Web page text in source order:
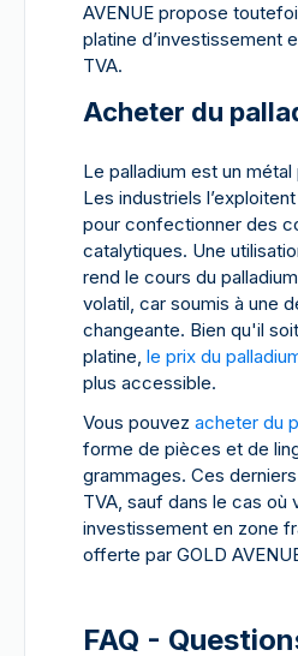
AVENUE propose
platine d’investissement
TVA.
Acheter du
Le palladium est un
Les industriels
pour confectionner des
catalytiques. Une
rend le cours du
volatil, car soumis à une
changeante. Bien qu'il
platine, le prix du
plus accessible.
Vous pouvez acheter du
forme de pièces et de
grammages. Ces
TVA, sauf dans le cas
investissement en zone
offerte par GOLD
FAQ -